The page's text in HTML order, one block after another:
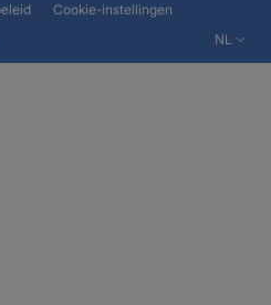
Cookie-instellingen
NL